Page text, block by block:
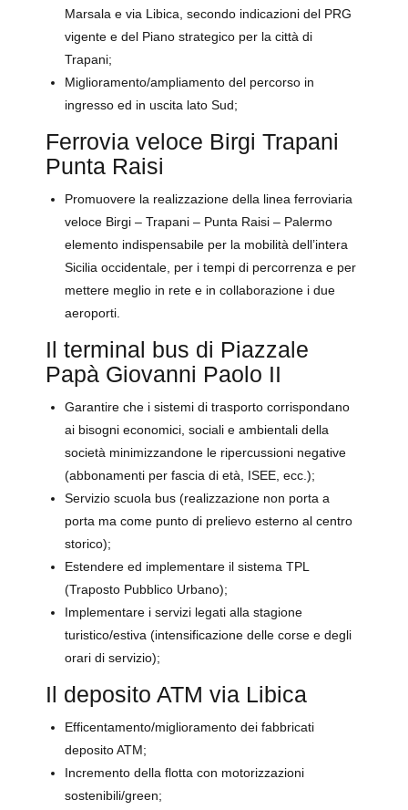
Marsala e via Libica, secondo indicazioni del PRG
vigente e del Piano strategico per la città di
Trapani;
Miglioramento/ampliamento del percorso in
ingresso ed in uscita lato Sud;
Ferrovia veloce Birgi Trapani
Punta Raisi
Promuovere la realizzazione della linea ferroviaria
veloce Birgi – Trapani – Punta Raisi – Palermo
elemento indispensabile per la mobilità dell’intera
Sicilia occidentale, per i tempi di percorrenza e per
mettere meglio in rete e in collaborazione i due
aeroporti.
Il terminal bus di Piazzale
Papà Giovanni Paolo II
Garantire che i sistemi di trasporto corrispondano
ai bisogni economici, sociali e ambientali della
società minimizzandone le ripercussioni negative
(abbonamenti per fascia di età, ISEE, ecc.);
Servizio scuola bus (realizzazione non porta a
porta ma come punto di prelievo esterno al centro
storico);
Estendere ed implementare il sistema TPL
(Traposto Pubblico Urbano);
Implementare i servizi legati alla stagione
turistico/estiva (intensificazione delle corse e degli
orari di servizio);
Il deposito ATM via Libica
Efficentamento/miglioramento dei fabbricati
deposito ATM;
Incremento della flotta con motorizzazioni
sostenibili/green;